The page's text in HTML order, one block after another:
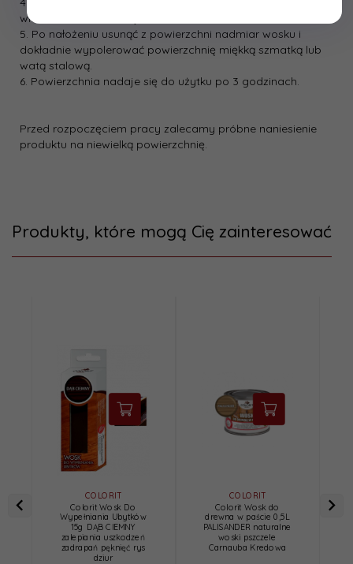
włókien drewna w miejscu uszkodzenia.
5. Po nałożeniu usunąć z powierzchni nadmiar wosku i
dokładnie wypolerować powierzchnię miękką szmatką lub
watą stalową.
6. Powierzchnia nadaje się do użytku po 3 godzinach.
Przed rozpoczęciem pracy zalecamy próbne naniesienie
produktu na niewielką powierzchnię.
Produkty, które mogą Cię zainteresować
COLORIT
Colorit Wosk Do
Wypełniania Ubytków
15g DĄB CIEMNY
zalepiania uszkodzeń
zadrapań pęknięć rys
dziur
COLORIT
Colorit Wosk do
drewna w paście 0,5L
PALISANDER naturalne
woski pszczele
Carnauba Kredowa